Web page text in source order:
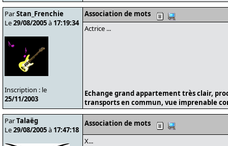
ParStan_Frenchie
Le29/08/2005à 17:19:34
Inscription : le
25/11/2003
Association de mots
Actrice ...
Echange grand appartement très clair,
transports en commun, vue imprenable
ParTalaëg
Le29/08/2005à 17:47:18
Association de mots
X...